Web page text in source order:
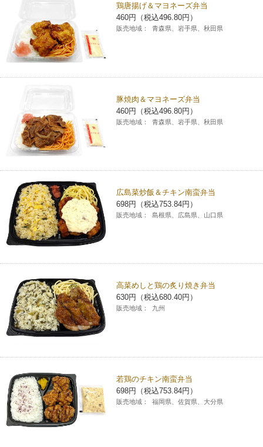
鶏唐揚げ＆マヨネーズ弁当
460円（税込496.80円）
販売地域： 青森県、岩手県、秋田県
豚焼肉＆マヨネーズ弁当
460円（税込496.80円）
販売地域： 青森県、岩手県、秋田県
広島菜炒飯＆チキン南蛮弁当
698円（税込753.84円）
販売地域： 島根県、広島県、山口県
高菜めしと鶏の炙り焼き弁当
630円（税込680.40円）
販売地域： 九州
若鶏のチキン南蛮弁当
698円（税込753.84円）
販売地域： 福岡県、佐賀県、大分県